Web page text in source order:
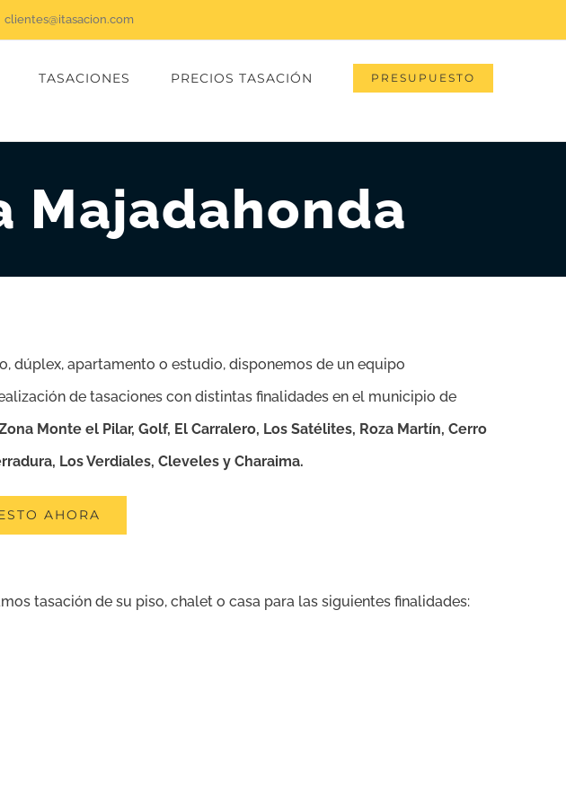
clientes@itasacion.com
TASACIONES PRECIOS TASACIÓN PRESUPUESTO
Majadahonda
dúplex, apartamento o estudio, disponemos de un equipo
de tasaciones con distintas finalidades en el municipio de
Monte el Pilar, Golf, El Carralero, Los Satélites, Roza Martín, Cerro
Los Verdiales, Cleveles y Charaima.
AHORA
tasación de su piso, chalet o casa para las siguientes finalidades: